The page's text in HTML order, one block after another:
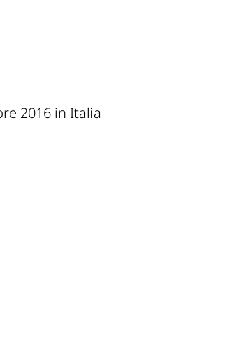
2016 in Italia